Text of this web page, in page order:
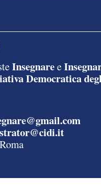
Insegnaree
Democratica